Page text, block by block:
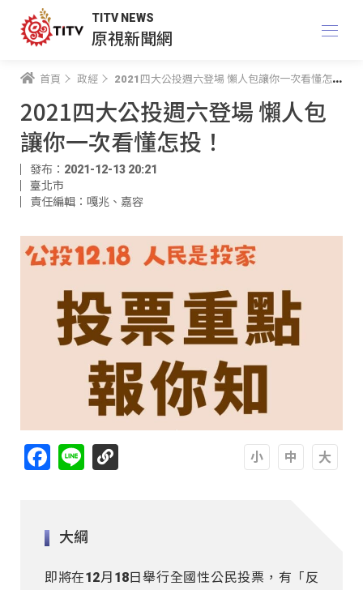
TITV NEWS
原視新聞網
首頁 政經 2021四大公投週六登場 懶人包讓你一次看懂怎投！
2021四大公投週六登場 懶人包
讓你一次看懂怎投！
發布：2021-12-13 20:21
臺北市
責任編輯：嘎兆 、 嘉容
Facebook
Line
大綱
即將在12月18日舉行全國性公民投票，有「反